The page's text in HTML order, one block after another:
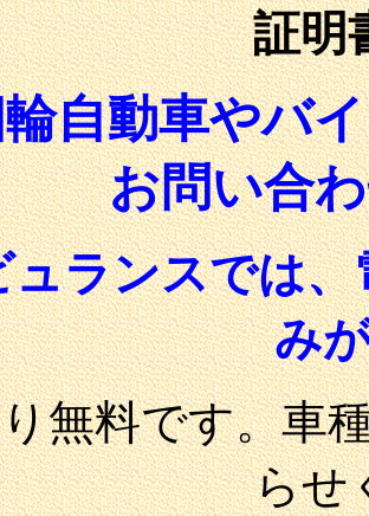
証明
自動車やバ
お問い合
ュランスでは
み
無料です。車
らせ